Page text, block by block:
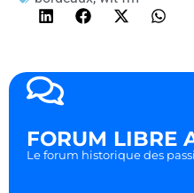
FORUM LIBRE
Le forum historique des